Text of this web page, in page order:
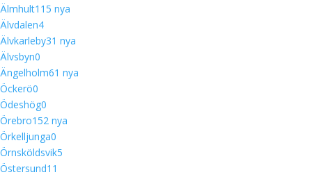
Älmhult115 nya
Älvdalen4
Älvkarleby31 nya
Älvsbyn0
Ängelholm61 nya
Öckerö0
Ödeshög0
Örebro152 nya
Örkelljunga0
Örnsköldsvik5
Östersund11